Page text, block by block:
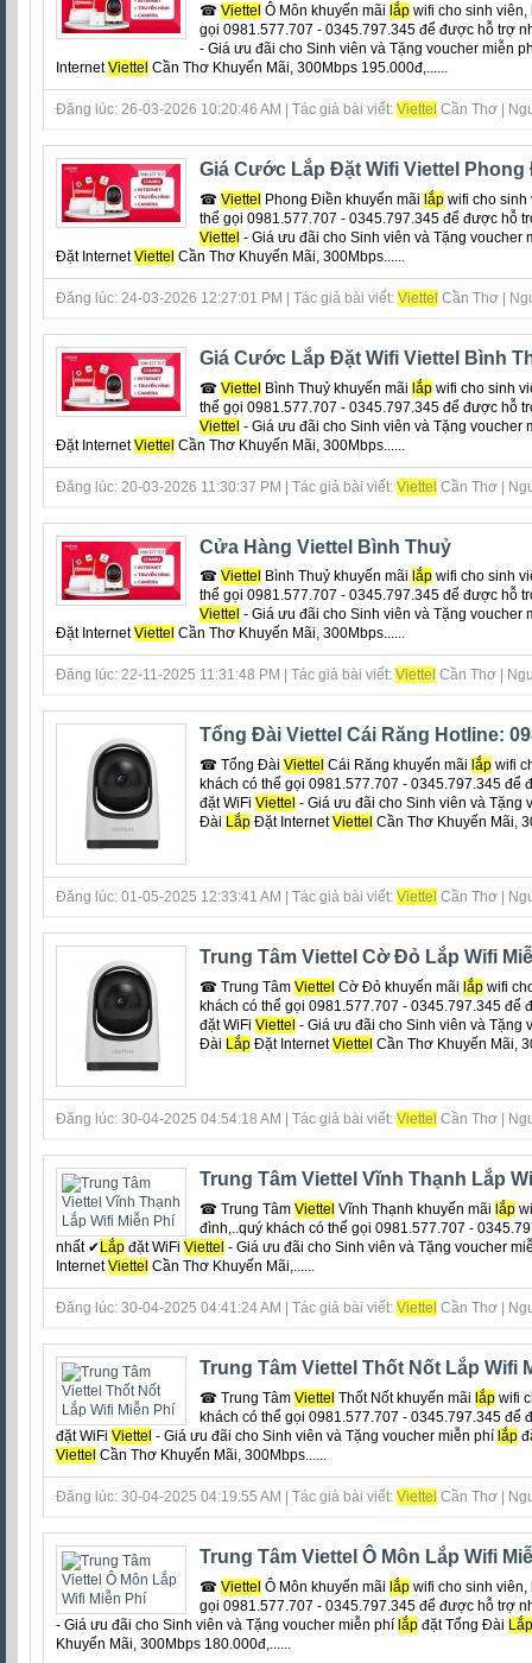
☎ Viettel Ô Môn khuyến mãi lắpwifi cho sinh viên,
gọi 0981.577.707 - 0345.797.345 để được hỗ trợ
- Giá ưu đãi cho Sinh viên và Tặng voucher miễn
InternetViettel Cần Thơ Khuyến Mãi, 300Mbps 195.000đ,......
Đăng lúc: 26-03-2026 10:20:46 AM | Tác giả bài viết: Viettel Cần Thơ |
Giá Cước Lắp Đặt Wifi Viettel Phong
☎ Viettel Phong Điền khuyến mãi lắpwifi cho sinh
thể gọi 0981.577.707 - 0345.797.345 để được hỗ
Viettel - Giá ưu đãi cho Sinh viên và Tặng voucher
Đặt InternetViettel Cần Thơ Khuyến Mãi, 300Mbps......
Đăng lúc: 24-03-2026 12:27:01 PM | Tác giả bài viết: Viettel Cần Thơ |
Giá Cước Lắp Đặt Wifi Viettel Bình
☎ Viettel Bình Thuỷ khuyến mãi lắpwifi cho sinh
thể gọi 0981.577.707 - 0345.797.345 để được hỗ
Viettel - Giá ưu đãi cho Sinh viên và Tặng voucher
Đặt InternetViettel Cần Thơ Khuyến Mãi, 300Mbps......
Đăng lúc: 20-03-2026 11:30:37 PM | Tác giả bài viết: Viettel Cần Thơ |
Cửa Hàng Viettel Bình Thuỷ
☎ Viettel Bình Thuỷ khuyến mãi lắpwifi cho sinh
thể gọi 0981.577.707 - 0345.797.345 để được hỗ
Viettel - Giá ưu đãi cho Sinh viên và Tặng voucher
Đặt InternetViettel Cần Thơ Khuyến Mãi, 300Mbps......
Đăng lúc: 22-11-2025 11:31:48 PM | Tác giả bài viết: Viettel Cần Thơ |
Tổng Đài Viettel Cái Răng Hotline:
☎ Tổng Đài Viettel Cái Răng khuyến mãi lắpwifi
khách có thể gọi 0981.577.707 - 0345.797.345 để
đặt WiFi Viettel - Giá ưu đãi cho Sinh viên và Tặng
Đài LắpĐặt InternetViettel Cần Thơ Khuyến Mãi,
Đăng lúc: 01-05-2025 12:33:41 AM | Tác giả bài viết: Viettel Cần Thơ |
Trung Tâm Viettel Cờ Đỏ Lắp Wifi
☎ Trung Tâm Viettel Cờ Đỏ khuyến mãi lắpwifi
khách có thể gọi 0981.577.707 - 0345.797.345 để
đặt WiFi Viettel - Giá ưu đãi cho Sinh viên và Tặng
Đài LắpĐặt InternetViettel Cần Thơ Khuyến Mãi,
Đăng lúc: 30-04-2025 04:54:18 AM | Tác giả bài viết: Viettel Cần Thơ |
Trung Tâm Viettel Vĩnh Thạnh Lắp
☎ Trung Tâm Viettel Vĩnh Thạnh khuyến mãi lắp
đình,..quý khách có thể gọi 0981.577.707 -
nhất ✔‎ Lắp đặt WiFi Viettel - Giá ưu đãi cho Sinh viên và Tặng voucher
InternetViettel Cần Thơ Khuyến Mãi,......
Đăng lúc: 30-04-2025 04:41:24 AM | Tác giả bài viết: Viettel Cần Thơ |
Trung Tâm Viettel Thốt Nốt Lắp Wifi
☎ Trung Tâm Viettel Thốt Nốt khuyến mãi lắpwifi
khách có thể gọi 0981.577.707 - 0345.797.345 để
đặt WiFi Viettel - Giá ưu đãi cho Sinh viên và Tặng voucher miễn phí lắp
Viettel Cần Thơ Khuyến Mãi, 300Mbps......
Đăng lúc: 30-04-2025 04:19:55 AM | Tác giả bài viết: Viettel Cần Thơ |
Trung Tâm Viettel Ô Môn Lắp Wifi
☎ Viettel Ô Môn khuyến mãi lắpwifi cho sinh viên,
gọi 0981.577.707 - 0345.797.345 để được hỗ trợ
- Giá ưu đãi cho Sinh viên và Tặng voucher miễn phí lắp đặt Tổng Đài Lắp
Khuyến Mãi, 300Mbps 180.000đ,......